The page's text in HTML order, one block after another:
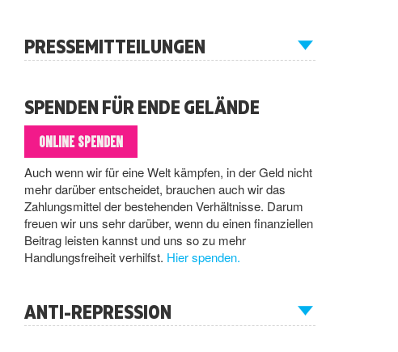
PRESSEMITTEILUNGEN
SPENDEN FÜR ENDE GELÄNDE
ONLINE SPENDEN
Auch wenn wir für eine Welt kämpfen, in der Geld nicht
mehr darüber entscheidet, brauchen auch wir das
Zahlungsmittel der bestehenden Verhältnisse. Darum
freuen wir uns sehr darüber, wenn du einen finanziellen
Beitrag leisten kannst und uns so zu mehr
Handlungsfreiheit verhilfst. Hier spenden.
ANTI-REPRESSION